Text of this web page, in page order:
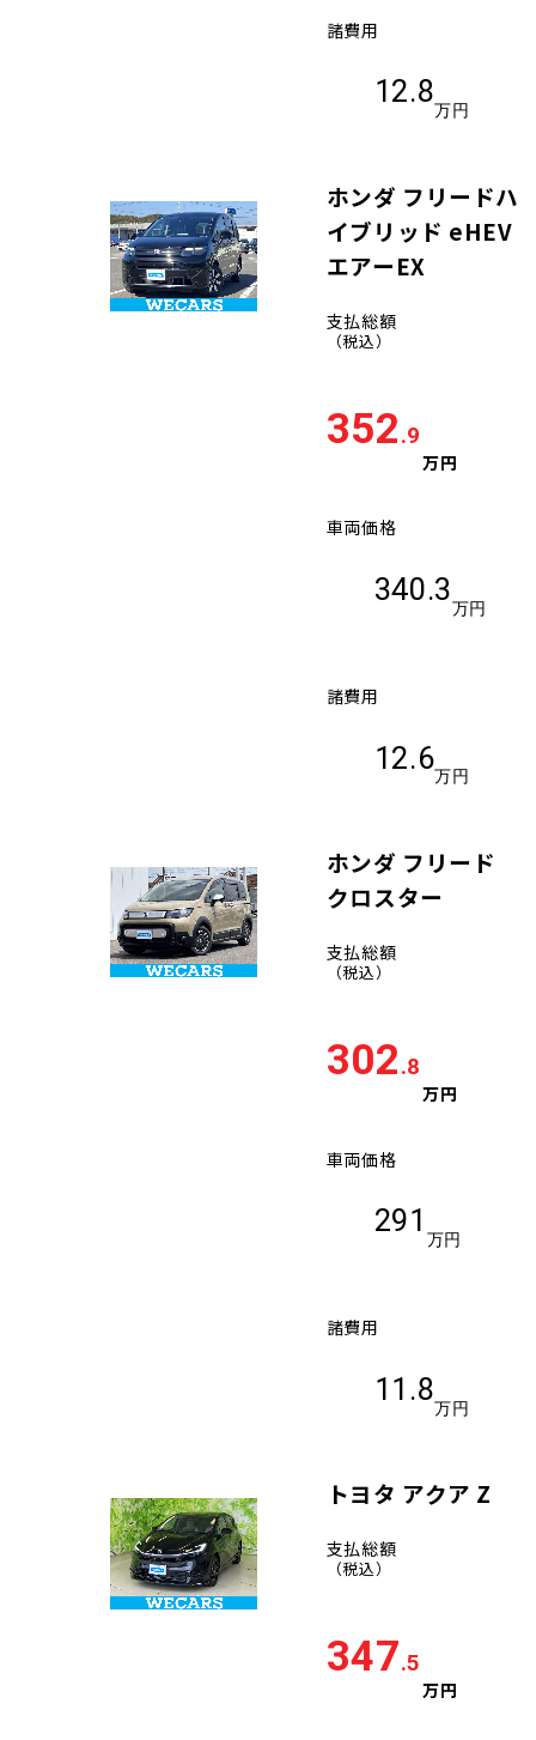
諸費用
12.8
万円
ホンダ フリードハ
イブリッド eHEV
エアーEX
支払総額
（税込）
352.9
万円
車両価格
340.3
万円
諸費用
12.6
万円
ホンダ フリード
クロスター
支払総額
（税込）
302.8
万円
車両価格
291
万円
諸費用
11.8
万円
トヨタ アクア Z
支払総額
（税込）
347.5
万円